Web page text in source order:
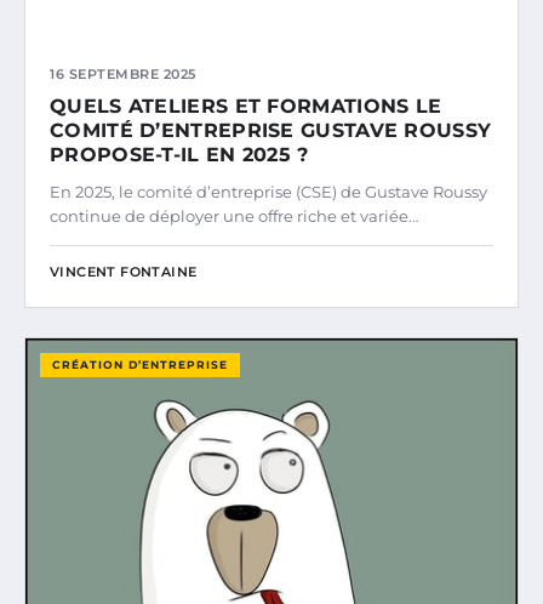
16 SEPTEMBRE 2025
QUELS ATELIERS ET FORMATIONS LE
COMITÉ D’ENTREPRISE GUSTAVE ROUSSY
PROPOSE-T-IL EN 2025 ?
En 2025, le comité d’entreprise (CSE) de Gustave Roussy
continue de déployer une offre riche et variée…
VINCENT FONTAINE
CRÉATION D’ENTREPRISE